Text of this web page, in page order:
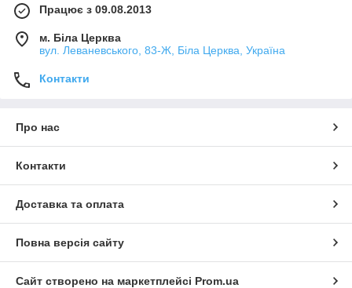
Працює з 09.08.2013
м. Біла Церква
вул. Леваневського, 83-Ж, Біла Церква, Україна
Контакти
Про нас
Контакти
Доставка та оплата
Повна версія сайту
Сайт створено на маркетплейсі Prom.ua